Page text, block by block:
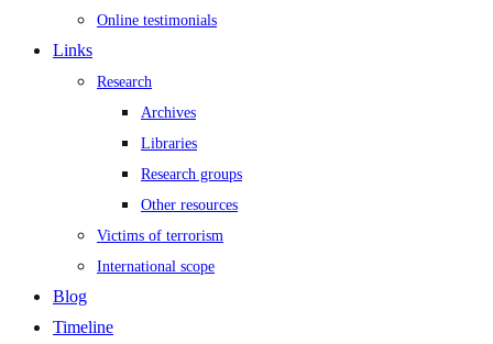
Online testimonials
Links
Research
Archives
Libraries
Research groups
Other resources
Victims of terrorism
International scope
Blog
Timeline